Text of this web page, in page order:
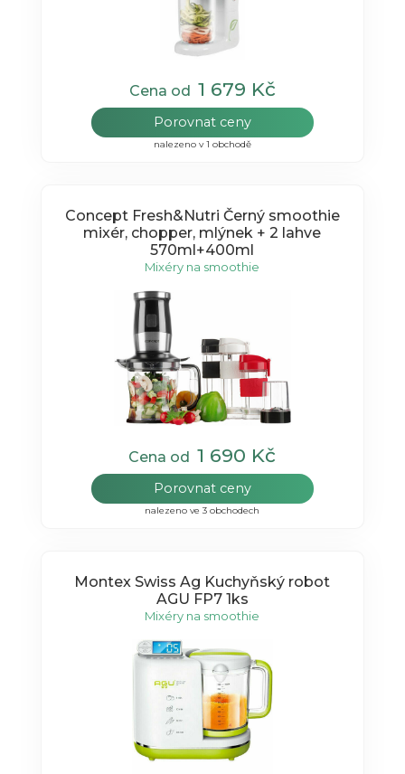
Cena od 1 679 Kč
Porovnat ceny
nalezeno v 1 obchodě
Concept Fresh&Nutri Černý smoothie
mixér, chopper, mlýnek + 2 lahve
570ml+400ml
Mixéry na smoothie
Cena od1 690 Kč
Porovnat ceny
nalezeno ve 3 obchodech
Montex Swiss Ag Kuchyňský robot
AGU FP7 1ks
Mixéry na smoothie